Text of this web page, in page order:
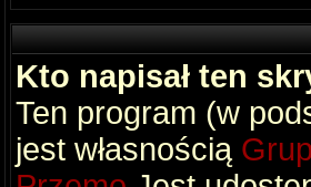
Kto napisał ten
Ten program (w
jest własnością